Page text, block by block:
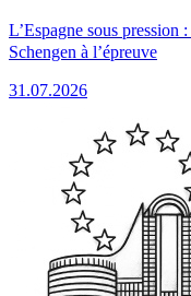
L’Espagne sous pression
Schengen à l’épreuve
31.07.2026